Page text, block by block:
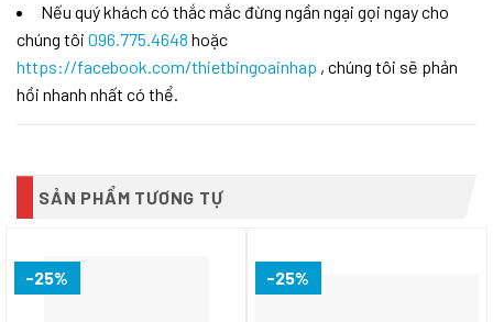
Nếu quý khách có thắc mắc đừng ngần ngại gọi ngay cho
chúng tôi 096.775.4648 hoặc
https://facebook.com/thietbingoainhap , chúng tôi sẽ phản
hồi nhanh nhất có thể.
SẢN PHẨM TƯƠNG TỰ
-25% -25%